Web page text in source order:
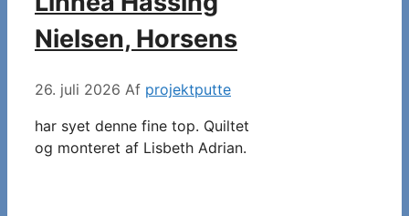
Nielsen, Horsens
26. juli 2026 Af projektputte
har syet denne fine top. Quiltet
og monteret af Lisbeth Adrian.